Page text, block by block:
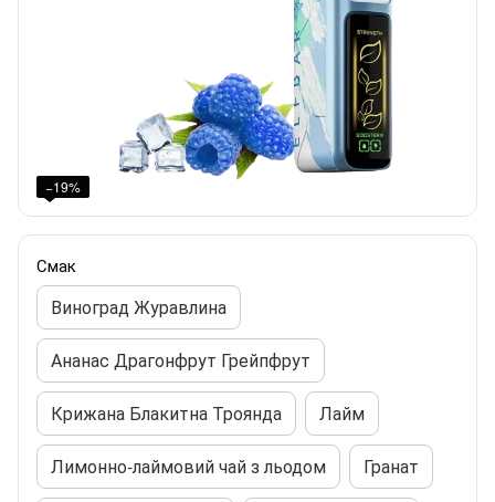
−19%
Смак
Виноград Журавлина
Ананас Драгонфрут Грейпфрут
Крижана Блакитна Троянда Лайм
Лимонно-лаймовий чай з льодом Гранат